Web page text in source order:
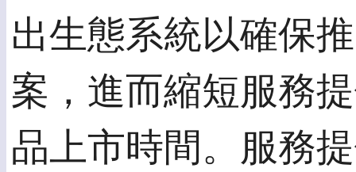
出生態系統以確保
案，進而縮短服務
品上市時間。服務